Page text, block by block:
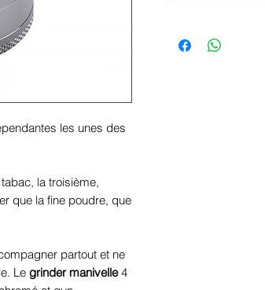
les unes des
la troisième,
que la fine poudre, que
partout et ne
Le grinder manivelle4